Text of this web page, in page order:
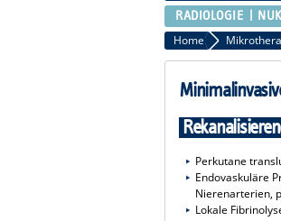
RADIOLOGIE
Home
Perkutane
Endovaskuläre
Nierenarterien,
Lokale